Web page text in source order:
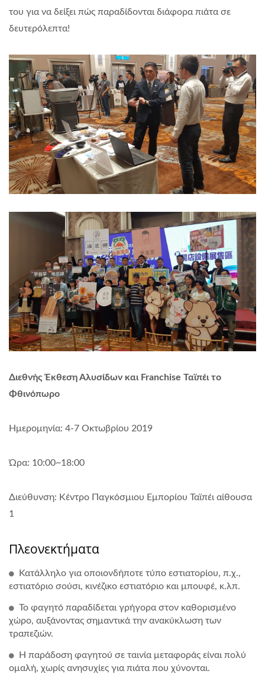
του για να δείξει πώς παραδίδονται διάφορα πιάτα σε
δευτερόλεπτα!
Διεθνής Έκθεση Αλυσίδων και Franchise Ταϊπέι το
Φθινόπωρο
Ημερομηνία: 4-7 Οκτωβρίου 2019
Ώρα: 10:00~18:00
Διεύθυνση: Κέντρο Παγκόσμιου Εμπορίου Ταϊπέι αίθουσα
1
Πλεονεκτήματα
Κατάλληλο για οποιονδήποτε τύπο εστιατορίου, π.χ.,
εστιατόριο σούσι, κινέζικο εστιατόριο και μπουφέ, κ.λπ.
Το φαγητό παραδίδεται γρήγορα στον καθορισμένο
χώρο, αυξάνοντας σημαντικά την ανακύκλωση των
τραπεζιών.
Η παράδοση φαγητού σε ταινία μεταφοράς είναι πολύ
ομαλή, χωρίς ανησυχίες για πιάτα που χύνονται.